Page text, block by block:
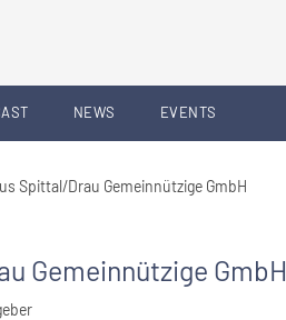
NEWS EVENTS
Spittal/Drau Gemeinnützige GmbH
Gemeinnützige GmbH